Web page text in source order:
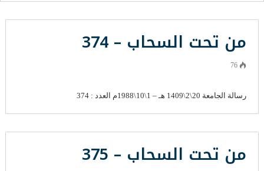
من تحت السحاب – 374
76
رسالة الجامعة 20\2\1409 هـ – 1\10\1988م العدد : 374
من تحت السحاب – 375